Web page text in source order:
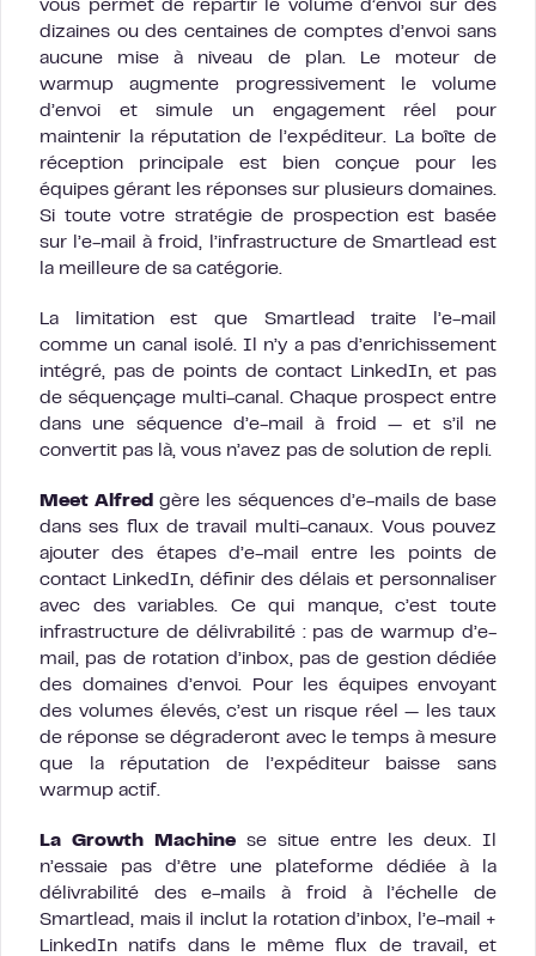
vous permet de répartir le volume d’envoi sur des
dizaines ou des centaines de comptes d’envoi sans
aucune mise à niveau de plan. Le moteur de
warmup augmente progressivement le volume
d’envoi et simule un engagement réel pour
maintenir la réputation de l’expéditeur. La boîte de
réception principale est bien conçue pour les
équipes gérant les réponses sur plusieurs domaines.
Si toute votre stratégie de prospection est basée
sur l’e-mail à froid, l’infrastructure de Smartlead est
la meilleure de sa catégorie.
La limitation est que Smartlead traite l’e-mail
comme un canal isolé. Il n’y a pas d’enrichissement
intégré, pas de points de contact LinkedIn, et pas
de séquençage multi-canal. Chaque prospect entre
dans une séquence d’e-mail à froid — et s’il ne
convertit pas là, vous n’avez pas de solution de repli.
Meet Alfred gère les séquences d’e-mails de base
dans ses flux de travail multi-canaux. Vous pouvez
ajouter des étapes d’e-mail entre les points de
contact LinkedIn, définir des délais et personnaliser
avec des variables. Ce qui manque, c’est toute
infrastructure de délivrabilité : pas de warmup d’e-
mail, pas de rotation d’inbox, pas de gestion dédiée
des domaines d’envoi. Pour les équipes envoyant
des volumes élevés, c’est un risque réel — les taux
de réponse se dégraderont avec le temps à mesure
que la réputation de l’expéditeur baisse sans
warmup actif.
La Growth Machine se situe entre les deux. Il
n’essaie pas d’être une plateforme dédiée à la
délivrabilité des e-mails à froid à l’échelle de
Smartlead, mais il inclut la rotation d’inbox, l’e-mail +
LinkedIn natifs dans le même flux de travail, et